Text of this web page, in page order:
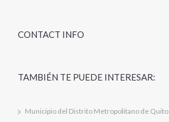
CONTACT INFO
TAMBIÉN TE PUEDE INTERESAR:
Municipio del Distrito Metropolitano de Quito